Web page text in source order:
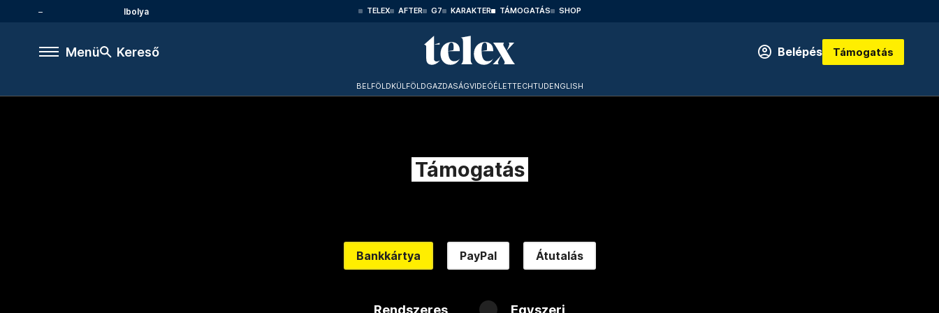
Ibolya TELEX AFTER G7 KARAKTER TÁMOGATÁS SHOP
Menü Kereső Belépés Támogatás
BELFÖLDKÜLFÖLDGAZDASÁGVIDEÓÉLETTECHTUDENGLISH
Támogatás
Bankkártya PayPal Átutalás
Rendszeres Egyszeri